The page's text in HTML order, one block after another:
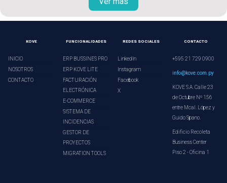
KOVE
INICIO
NOSOTROS
CONTACTO
FUNCIONALIDADES
ERP BUSSINES PRO
ERP KOVE LITE
FACTURACIÓN
ELECTRÓNICA
E-COMMERCE
SISTEMA DE
INCIDENCIAS
GESTOR DE
PROYECTOS
MIGRATION TOOLS
REDES SOCIALES
LinkedIn
Instagram
Facebook
X
CONTACTO
+595 21 729 0900
info@kove.com.py
KOVE S.A. Calle 23
de Octubre Nº 156
entre Mcal. López y
Guido Spano.
Edificio Recoleta
Business Center
Piso 2 - Oficina 1